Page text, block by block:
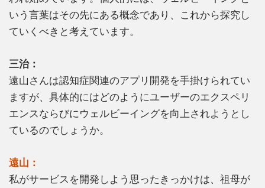
いう言葉はその先にある概念であり、これから探究し
ていくべきと考えています。
三治：
遠山さんは認知症関連のアプリ開発を手掛けられてい
ますが、具体的にはどのようにユーザーのエクスペリ
エンスならびにウェルビーイングを向上されようとし
ているのでしょうか。
遠山：
私がサービスを開発しよう思ったきっかけは、祖母が